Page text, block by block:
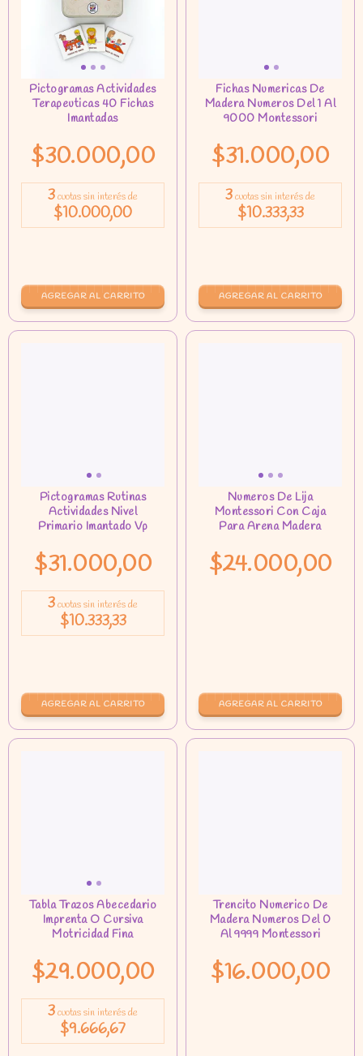
$30.000,00
3cuotas sin interés de
$10.000,00
$31.000,00
3cuotas sin interés de
$10.333,33
$31.000,00
3cuotas sin interés de
$10.333,33
$24.000,00
$29.000,00
3cuotas sin interés de
$9.666,67
$16.000,00